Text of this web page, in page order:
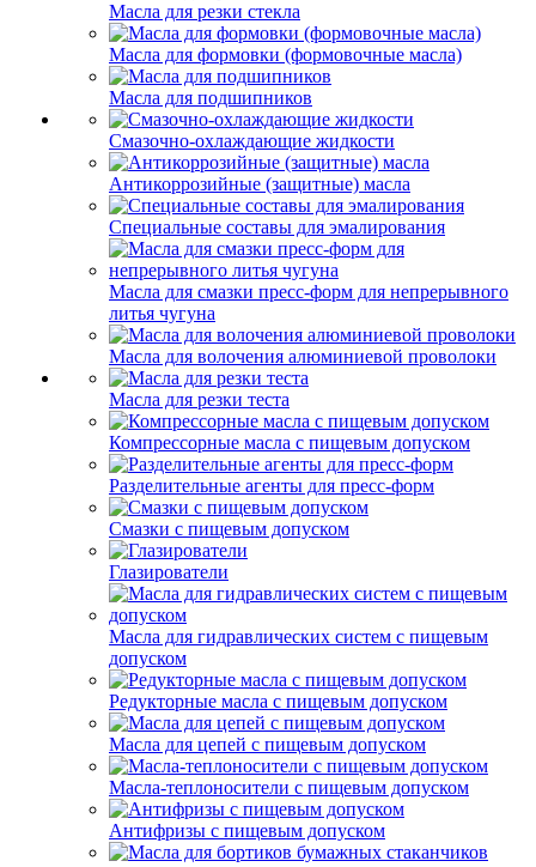
Масла для резки стекла
Масла для формовки (формовочные масла)
Масла для подшипников
Смазочно-охлаждающие жидкости
Антикоррозийные (защитные) масла
Специальные составы для эмалирования
Масла для смазки пресс-форм для непрерывного
литья чугуна
Масла для волочения алюминиевой проволоки
Масла для резки теста
Компрессорные масла с пищевым допуском
Разделительные агенты для пресс-форм
Смазки с пищевым допуском
Глазирователи
Масла для гидравлических систем с пищевым
допуском
Редукторные масла с пищевым допуском
Масла для цепей с пищевым допуском
Масла-теплоносители с пищевым допуском
Антифризы с пищевым допуском